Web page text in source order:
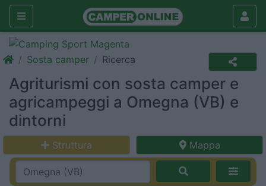
Sosta camper Ricerca
Agriturismi con sosta camper e
agricampeggi a Omegna (VB) e
dintorni
Struttura Mappa